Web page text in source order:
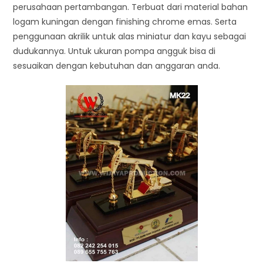
perusahaan pertambangan. Terbuat dari material bahan
logam kuningan dengan finishing chrome emas. Serta
penggunaan akrilik untuk alas miniatur dan kayu sebagai
dudukannya. Untuk ukuran pompa angguk bisa di
sesuaikan dengan kebutuhan dan anggaran anda.